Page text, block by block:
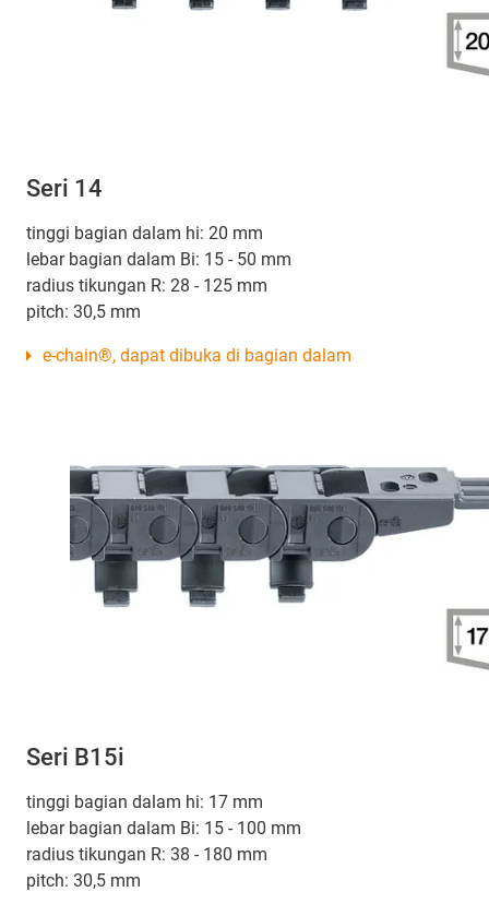
Seri 14
tinggi bagian dalam hi: 20 mm
lebar bagian dalam Bi: 15 - 50 mm
radius tikungan R: 28 - 125 mm
pitch: 30,5 mm
e-chain®, dapat dibuka di bagian dalam
Seri B15i
tinggi bagian dalam hi: 17 mm
lebar bagian dalam Bi: 15 - 100 mm
radius tikungan R: 38 - 180 mm
pitch: 30,5 mm